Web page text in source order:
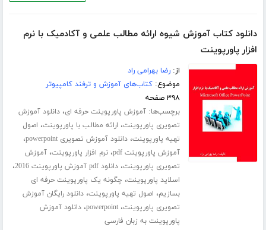
دانلود کتاب آموزش شیوه ارائه مطالب علمی و آکادمیک با نرم
افزار پاورپوینت
از:رضا بهرامی راد
موضوع:کتاب‌های آموزش و ترفند کامپیوتر
۳۹۸ صفحه
برچسب‌ها:آموزش پاورپوینت حرفه ای،دانلود آموزش
تصویری پاورپوینت، ارائه مطالب با پاورپوینت، اصول
تهیه پاورپوینت،دانلود آموزش تصویری powerpoint ،
آموزش پاورپوینت pdf ،نرم افزار پاورپوینت،آموزش
تصویری پاورپوینت،دانلود pdf آموزش پاورپوینت 2016 ،
اسلاید پاورپوینت، چگونه یک پاورپوینت حرفه ای
بسازیم، اصول تهیه پاورپوینت،دانلود رایگان آموزش
تصویری پاورپوینت،powerpoint،دانلود آموزش
پاورپوینت به زبان فارسی